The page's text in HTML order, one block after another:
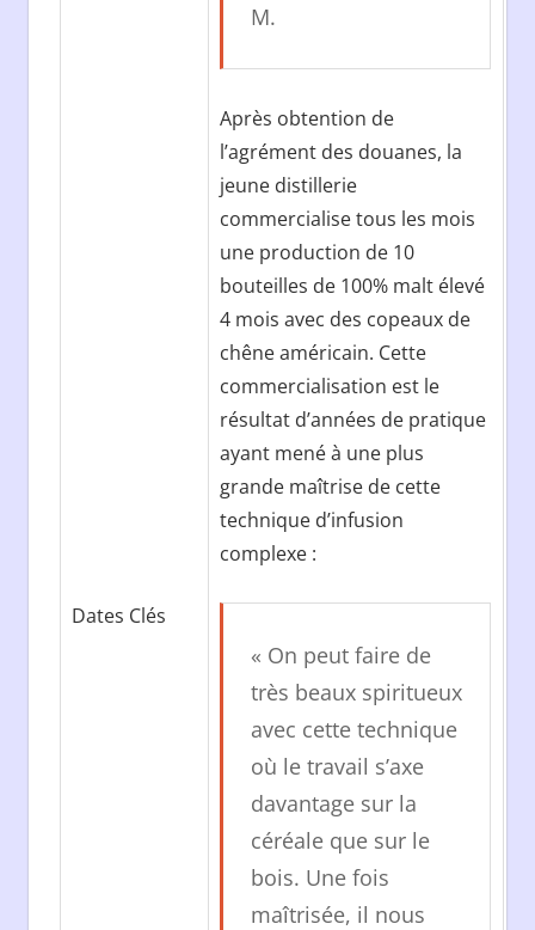
Dates Clés
M.
Après obtention de
l’agrément des douanes, la
jeune distillerie
commercialise tous les mois
une production de 10
bouteilles de 100% malt élevé
4 mois avec des copeaux de
chêne américain. Cette
commercialisation est le
résultat d’années de pratique
ayant mené à une plus
grande maîtrise de cette
technique d’infusion
complexe :
« On peut faire de
très beaux spiritueux
avec cette technique
où le travail s’axe
davantage sur la
céréale que sur le
bois. Une fois
maîtrisée, il nous